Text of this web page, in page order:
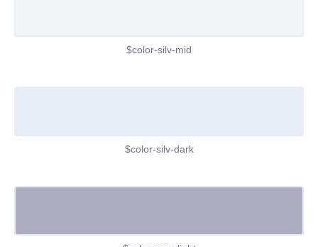
$color-silv-mid
$color-silv-dark